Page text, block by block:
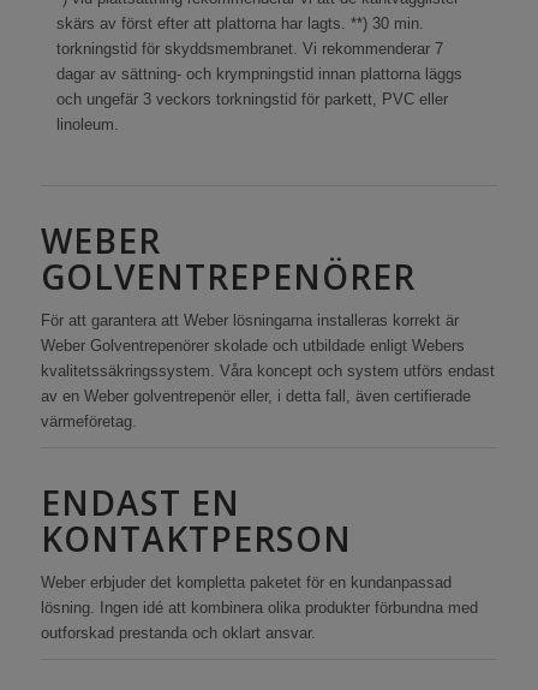
skärs av först efter att plattorna har lagts. **) 30 min.
torkningstid för skyddsmembranet. Vi rekommenderar 7
dagar av sättning- och krympningstid innan plattorna läggs
och ungefär 3 veckors torkningstid för parkett, PVC eller
linoleum.
WEBER
GOLVENTREPENÖRER
För att garantera att Weber lösningarna installeras korrekt är
Weber Golventrepenörer skolade och utbildade enligt Webers
kvalitetssäkringssystem. Våra koncept och system utförs endast
av en Weber golventrepenör eller, i detta fall, även certifierade
värmeföretag.
ENDAST EN
KONTAKTPERSON
Weber erbjuder det kompletta paketet för en kundanpassad
lösning. Ingen idé att kombinera olika produkter förbundna med
outforskad prestanda och oklart ansvar.